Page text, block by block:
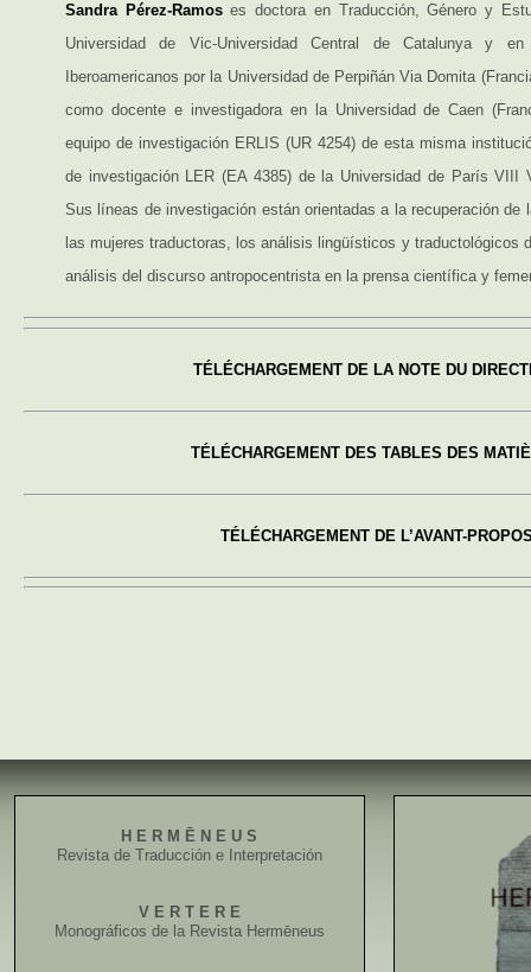
Sandra Pérez-Ramoses doctora en Traducción, Género y
Universidad de Vic-Universidad Central de Catalunya y
Iberoamericanos por la Universidad de Perpiñán Via Domita
como docente e investigadora en la Universidad de Caen
equipo de investigación ERLIS (UR 4254) de esta misma
de investigación LER (EA 4385) de la Universidad de París VIII
Sus líneas de investigación están orientadas a la recuperación de
las mujeres traductoras, los análisis lingüísticos y traductológicos
análisis del discurso antropocentrista en la prensa científica y
TÉLÉCHARGEMENT DE LA NOTE DU
TÉLÉCHARGEMENT DES TABLES DES
TÉLÉCHARGEMENT DE L’AVANT-
H E R M Ē N E U S
Revista de Traducción e Interpretación
V E R T E R E
Monográficos de la Revista Hermēneus